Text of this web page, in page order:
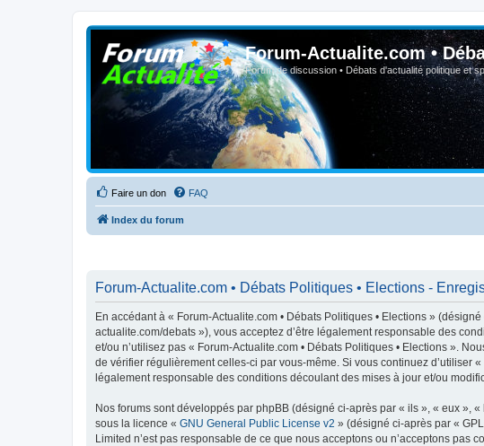
Forum-Actualite.com •
Forum de discussion • Débats d'actualité politique et
Faire un don FAQ
Index du forum
Forum-Actualite.com • Débats Politiques • Elections -
En accédant à « Forum-Actualite.com • Débats Politiques • Elections »
actualite.com/debats »), vous acceptez d’être légalement responsable des
et/ou n’utilisez pas « Forum-Actualite.com • Débats Politiques • Elections ».
de vérifier régulièrement celles-ci par vous-même. Si vous continuez d’utiliser
légalement responsable des conditions découlant des mises à jour et/ou
Nos forums sont développés par phpBB (désigné ci-après par « ils », « eux »,
sous la licence « GNU General Public License v2 » (désigné ci-après par «
Limited n’est pas responsable de ce que nous acceptons ou n’acceptons